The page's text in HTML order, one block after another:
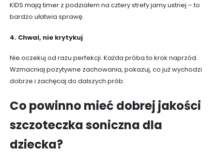
KIDS mają timer z podziałem na cztery strefy jamy ustnej – to
bardzo ułatwia sprawę.
4. Chwal, nie krytykuj
Nie oczekuj od razu perfekcji. Każda próba to krok naprzód.
Wzmacniaj pozytywne zachowania, pokazuj, co już wychodzi
dobrze i zachęcaj do dalszych prób.
Co powinno mieć dobrej jakości
szczoteczka soniczna dla
dziecka?